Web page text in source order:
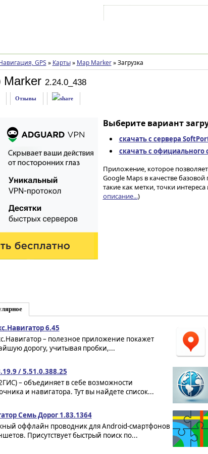
GPS » Карты » Map Marker »Загрузка
Marker 2.24.0_438
Отзывы
Выберите вариант
скачать с сервера
скачать с официального
Приложение, которое
Google Maps в качестве
такие как метки, точки
описание...)
6.45
– полезное приложение покажет
дорогу, учитывая пробки,...
/ 5.51.0.388.25
– объединяет в себе возможности
и навигатора. Тут вы найдете список...
Семь Дорог 1.83.1364
оффлайн проводник для Android-смартфонов
Присутствует быстрый поиск по...